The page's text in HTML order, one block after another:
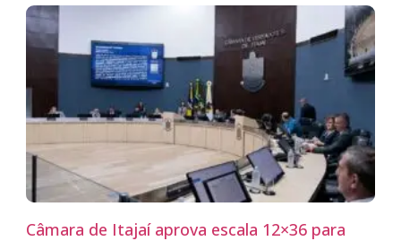
Câmara de Itajaí aprova escala 12×36 para